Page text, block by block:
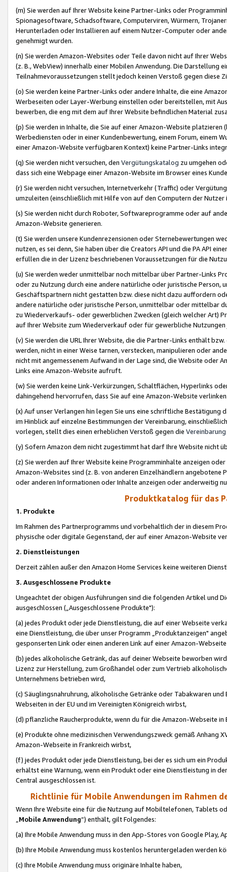
(m) Sie werden auf Ihrer Website keine Partner-Links oder
Spionagesoftware, Schadsoftware, Computerviren, Würmern,
Herunterladen oder Installieren auf einem Nutzer-Computer oder
genehmigt wurden.
(n) Sie werden Amazon-Websites oder Teile davon nicht auf Ihrer
(z. B., WebView) innerhalb einer Mobilen Anwendung. Die Darstellung
Teilnahmevoraussetzungen stellt jedoch keinen Verstoß gegen diese
(o) Sie werden keine Partner-Links oder andere Inhalte, die eine
Werbeseiten oder Layer-Werbung einstellen oder bereitstellen, mit
bewerben, die eng mit dem auf Ihrer Website befindlichen Material
(p) Sie werden in Inhalte, die Sie auf einer Amazon-Website
Werbediensten oder in einer Kundenbewertung, einem Forum, einem
einer Amazon-Website verfügbaren Kontext) keine Partner-Links
(q) Sie werden nicht versuchen, den Vergütungskatalog zu umgehen
dass sich eine Webpage einer Amazon-Website im Browser eines
(r) Sie werden nicht versuchen, Internetverkehr (Traffic) oder
umzuleiten (einschließlich mit Hilfe von auf den Computern der
(s) Sie werden nicht durch Roboter, Softwareprogramme oder auf
Amazon-Website generieren.
(t) Sie werden unsere Kundenrezensionen oder Sternebewertungen
nutzen, es sei denn, Sie haben über die Creators API und die PA API
erfüllen die in der Lizenz beschriebenen Voraussetzungen für die
(u) Sie werden weder unmittelbar noch mittelbar über Partner-Links
oder zu Nutzung durch eine andere natürliche oder juristische
Geschäftspartnern nicht gestatten bzw. diese nicht dazu auffordern
andere natürliche oder juristische Person, unmittelbar oder mittelbar
zu Wiederverkaufs- oder gewerblichen Zwecken (gleich welcher Art)
auf Ihrer Website zum Wiederverkauf oder für gewerbliche
(v) Sie werden die URL Ihrer Website, die die Partner-Links enthält
werden, nicht in einer Weise tarnen, verstecken, manipulieren oder
nicht mit angemessenem Aufwand in der Lage sind, die Website oder
Links eine Amazon-Website aufruft.
(w) Sie werden keine Link-Verkürzungen, Schaltflächen, Hyperlinks
dahingehend hervorrufen, dass Sie auf eine Amazon-Website
(x) Auf unser Verlangen hin legen Sie uns eine schriftliche
im Hinblick auf einzelne Bestimmungen der Vereinbarung,
vorlegen, stellt dies einen erheblichen Verstoß gegen die Vereinbarung
(y) Sofern Amazon dem nicht zugestimmt hat darf Ihre Website nicht
(z) Sie werden auf Ihrer Website keine Programminhalte anzeigen
Amazon-Websites sind (z. B. von anderen Einzelhändlern
oder anderen Informationen oder Inhalte anzeigen oder anderweitig
Produktkatalog für das
1. Produkte
Im Rahmen des Partnerprogramms und vorbehaltlich der in diesem
physische oder digitale Gegenstand, der auf einer Amazon-Website
2. Dienstleistungen
Derzeit zählen außer den Amazon Home Services keine weiteren
3. Ausgeschlossene Produkte
Ungeachtet der obigen Ausführungen sind die folgenden Artikel und
ausgeschlossen („Ausgeschlossene Produkte"):
(a) jedes Produkt oder jede Dienstleistung, die auf einer Webseite
eine Dienstleistung, die über unser Programm „Produktanzeigen"
gesponserten Link oder einen anderen Link auf einer Amazon-
(b) jedes alkoholische Getränk, das auf deiner Webseite beworben
Lizenz zur Herstellung, zum Großhandel oder zum Vertrieb
Unternehmens betrieben wird,
(c) Säuglingsnahruhrung, alkoholische Getränke oder Tabakwaren
Webseiten in der EU und im Vereinigten Königreich wirbst,
(d) pflanzliche Raucherprodukte, wenn du für die Amazon-Webseite in
(e) Produkte ohne medizinischen Verwendungszweck gemäß Anhang
Amazon-Webseite in Frankreich wirbst,
(f) jedes Produkt oder jede Dienstleistung, bei der es sich um ein
erhältst eine Warnung, wenn ein Produkt oder eine Dienstleistung in
Central ausgeschlossen ist.
Richtlinie für Mobile Anwendungen im Rahmen
Wenn Ihre Website eine für die Nutzung auf Mobiltelefonen, Tablets
„Mobile Anwendung“) enthält, gilt Folgendes:
(a) Ihre Mobile Anwendung muss in den App-Stores von Google Play,
(b) Ihre Mobile Anwendung muss kostenlos heruntergeladen werden
(c) Ihre Mobile Anwendung muss originäre Inhalte haben,